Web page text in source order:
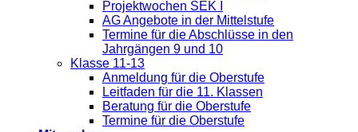
Projektwochen SEK I
AG Angebote in der Mittelstufe
Termine für die Abschlüsse in den
Jahrgängen 9 und 10
Klasse 11-13
Anmeldung für die Oberstufe
Leitfaden für die 11. Klassen
Beratung für die Oberstufe
Termine für die Oberstufe